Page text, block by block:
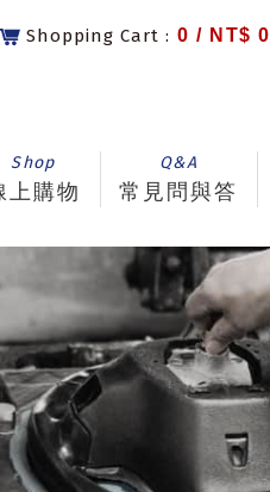
Shopping Cart : 0 / NT$ 0
Shop
上購物
Q&A
常見問與答